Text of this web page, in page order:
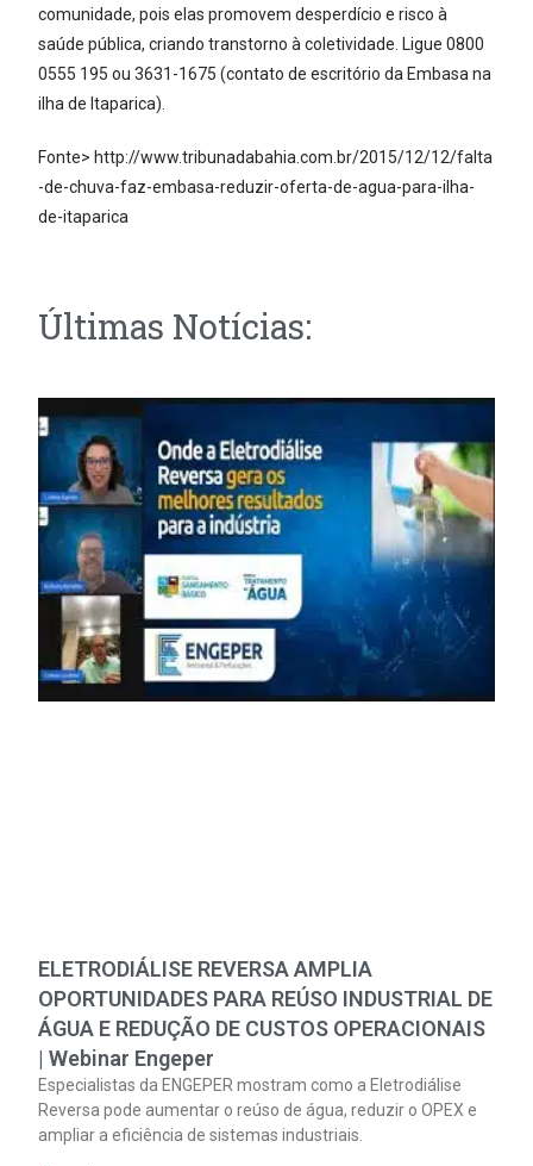
comunidade, pois elas promovem desperdício e risco à
saúde pública, criando transtorno à coletividade. Ligue 0800
0555 195 ou 3631-1675 (contato de escritório da Embasa na
ilha de Itaparica).
Fonte> http://www.tribunadabahia.com.br/2015/12/12/falta
-de-chuva-faz-embasa-reduzir-oferta-de-agua-para-ilha-
de-itaparica
Últimas Notícias:
ELETRODIÁLISE REVERSA AMPLIA
OPORTUNIDADES PARA REÚSO INDUSTRIAL DE
ÁGUA E REDUÇÃO DE CUSTOS OPERACIONAIS
| Webinar Engeper
Especialistas da ENGEPER mostram como a Eletrodiálise
Reversa pode aumentar o reúso de água, reduzir o OPEX e
ampliar a eficiência de sistemas industriais.